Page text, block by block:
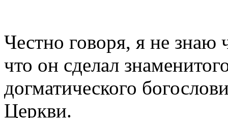
Честно говоря, я не
что он сделал
догматического
Церкви.